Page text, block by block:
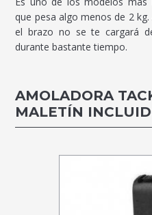
que pesa algo menos de 2
el brazo no se te cargará
durante bastante tiempo.
AMOLADORA
MALETÍN